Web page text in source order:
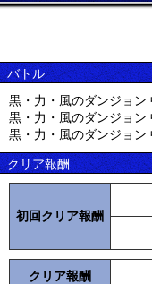
バトル
黒・力・風のダンジョン
黒・力・風のダンジョン
黒・力・風のダンジョン
クリア報酬
初回クリア報酬
クリア報酬